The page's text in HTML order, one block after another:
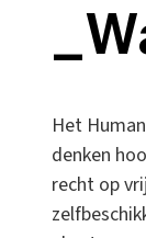
Het
denken
recht op